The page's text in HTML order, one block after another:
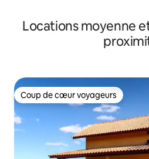
Locations moyenne
Coup de cœur voyageurs
Coup de cœur voyageurs